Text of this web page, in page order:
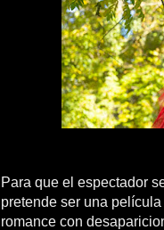
Para que el espectador
pretende ser una
romance con